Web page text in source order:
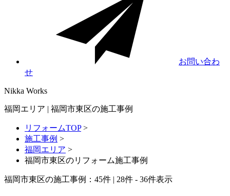
お問い合わ
せ
Nikka Works
福岡エリア | 福岡市東区の施工事例
リフォームTOP>
施工事例 >
福岡エリア >
福岡市東区のリフォーム施工事例
福岡市東区の施工事例： 45件 | 28件 - 36件表示